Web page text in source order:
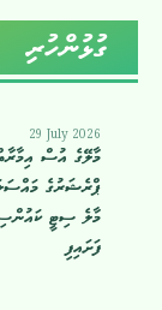
ގުޅުންހުރި
29 July 2026
މާލޭގެ އުސް
ޕްރެޝަރުގެ
މާލެ ސިޓީ
ފަށައިފި